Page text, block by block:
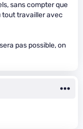
sans compter que
tout travailler avec
pas possible, on